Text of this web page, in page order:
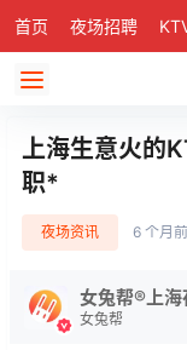
首页 夜场招聘
上海生意火的
职*
夜场资讯 6 个月前
女兔帮®上海
女兔帮